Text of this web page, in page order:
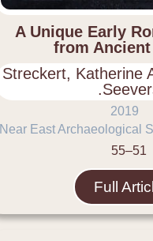
A Unique Early
from
Streckert, Katherine
2019
Near East Archaeological
51–55
Full